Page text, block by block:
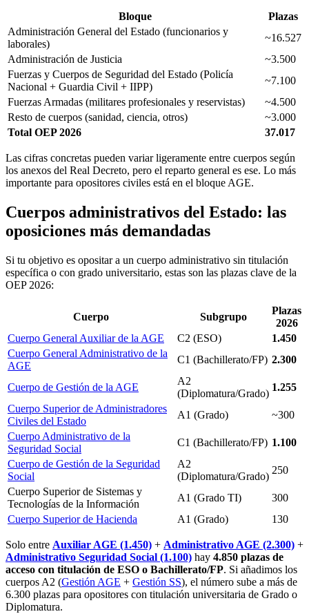
Bloque
Plazas
Administración General del Estado (funcionarios y
laborales)
~16.527
Administración de Justicia
~3.500
Fuerzas y Cuerpos de Seguridad del Estado (Policía
Nacional + Guardia Civil + IIPP)
~7.100
Fuerzas Armadas (militares profesionales y reservistas)
~4.500
Resto de cuerpos (sanidad, ciencia, otros)
~3.000
Total OEP 2026
37.017
Las cifras concretas pueden variar ligeramente entre cuerpos según
los anexos del Real Decreto, pero el reparto general es ese. Lo más
importante para opositores civiles está en el bloque AGE.
Cuerpos administrativos del Estado: las
oposiciones más demandadas
Si tu objetivo es opositar a un cuerpo administrativo sin titulación
específica o con grado universitario, estas son las plazas clave de la
OEP 2026:
Cuerpo Subgrupo
Plazas
2026
Cuerpo General Auxiliar de la AGE
C2 (ESO)
1.450
Cuerpo General Administrativo de la
AGE
C1 (Bachillerato/FP) 2.300
Cuerpo de Gestión de la AGE
A2
(Diplomatura/Grado)
1.255
Cuerpo Superior de Administradores
Civiles del Estado
A1 (Grado)
~300
Cuerpo Administrativo de la
Seguridad Social
C1 (Bachillerato/FP) 1.100
Cuerpo de Gestión de la Seguridad
Social
A2
(Diplomatura/Grado)
250
Cuerpo Superior de Sistemas y
Tecnologías de la Información
A1 (Grado TI)
300
Cuerpo Superior de Hacienda
A1 (Grado) 130
Solo entre Auxiliar AGE (1.450) + Administrativo AGE (2.300) +
Administrativo Seguridad Social (1.100) hay 4.850 plazas de
acceso con titulación de ESO o Bachillerato/FP. Si añadimos los
cuerpos A2 (Gestión AGE + Gestión SS), el número sube a más de
6.300 plazas para opositores con titulación universitaria de Grado o
Diplomatura.